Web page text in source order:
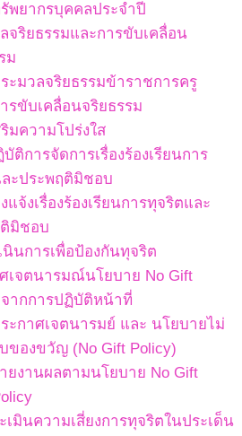
พยากรบุคคลประจำปี
จริยธรรมและการขับเคลื่อน
ม
ะมวลจริยธรรมข้าราชการครู
รขับเคลื่อนจริยธรรม
มความโปร่งใส
ติการจัดการเรื่องร้องเรียนการ
ะประพฤติมิชอบ
แจ้งเรื่องร้องเรียนการทุจริตและ
มิชอบ
นินการเพื่อป้องกันทุจริต
เจตนารมณ์นโยบาย No Gift
จากการปฏิบัติหน้าที่
ะกาศเจตนารมย์ และ นโยบายไม่
ของขวัญ (No Gift Policy)
ยงานผลตามนโยบาย No Gift
เมินความเสี่ยงการทุจริตในประเด็น